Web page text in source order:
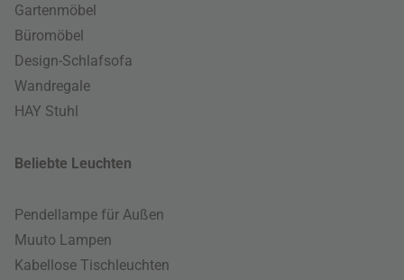
Gartenmöbel
Büromöbel
Design-Schlafsofa
Wandregale
HAY Stuhl
Beliebte Leuchten
Pendellampe für Außen
Muuto Lampen
Kabellose Tischleuchten